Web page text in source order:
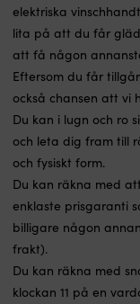
elektriska
lita på att du får
att få någon
Eftersom du får
också chansen att vi
Du kan i lugn och ro
och leta dig fram till
och fysiskt form.
Du kan räkna med
enklaste prisgaranti
billigare någon
frakt).
Du kan räkna med
klockan 11 på en